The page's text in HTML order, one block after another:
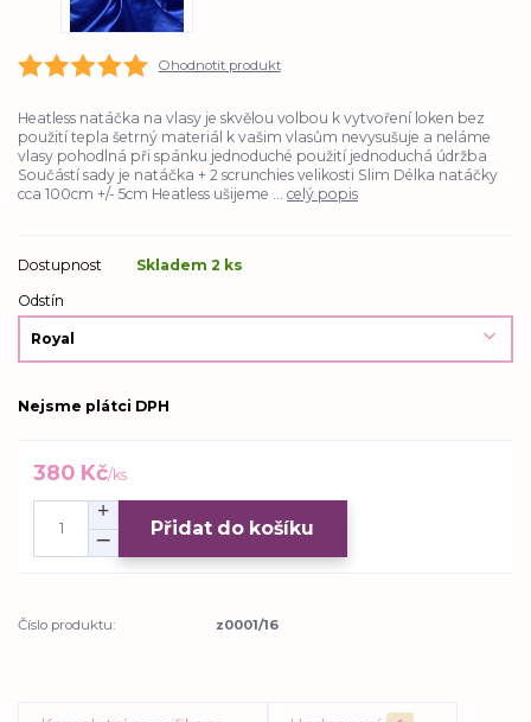
Ohodnotit produkt
Heatless natáčka na vlasy je skvělou volbou k vytvoření loken bez
použití tepla šetrný materiál k vašim vlasům nevysušuje a neláme
vlasy pohodlná při spánku jednoduché použití jednoduchá údržba
Součástí sady je natáčka + 2 scrunchies velikosti Slim Délka natáčky
cca 100cm +/- 5cm Heatless ušijeme ... celý popis
Dostupnost
Skladem 2 ks
Odstín
Nejsme plátci DPH
380 Kč/ks
Přidat do košíku
Číslo produktu: z0001/16